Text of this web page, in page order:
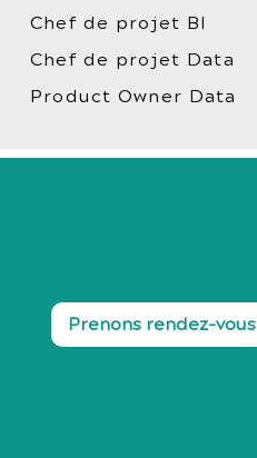
Chef de projet BI
Chef de projet Data
Product Owner Data
Prenons rendez-vous